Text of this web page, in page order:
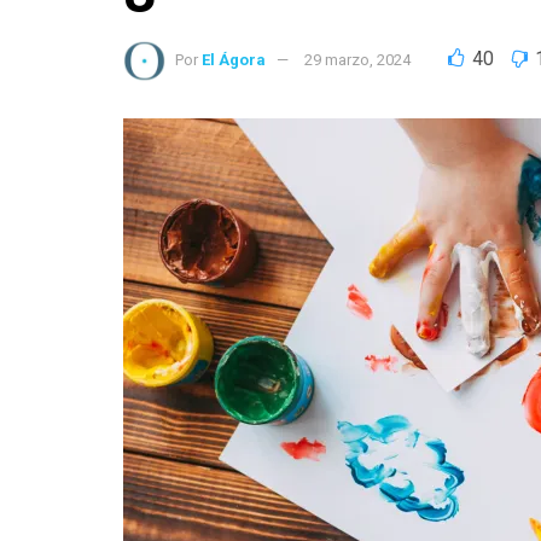
Por El Ágora 29 marzo, 2024 40